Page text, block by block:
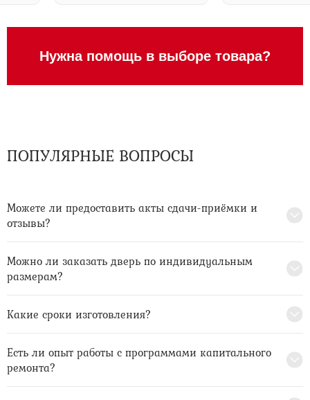
Нужна помощь в выборе товара?
ПОПУЛЯРНЫЕ ВОПРОСЫ
Можете ли предоставить акты сдачи-приёмки и
отзывы?
Можно ли заказать дверь по индивидуальным
размерам?
Какие сроки изготовления?
Есть ли опыт работы с программами капитального
ремонта?